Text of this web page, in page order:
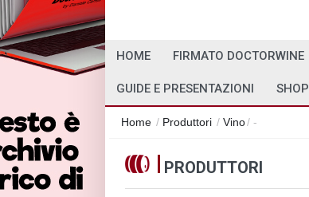
HOME FIRMATO DOCTORWINE
GUIDE E PRESENTAZIONI SHOP
Home / Produttori / Vino/ -
PRODUTTORI